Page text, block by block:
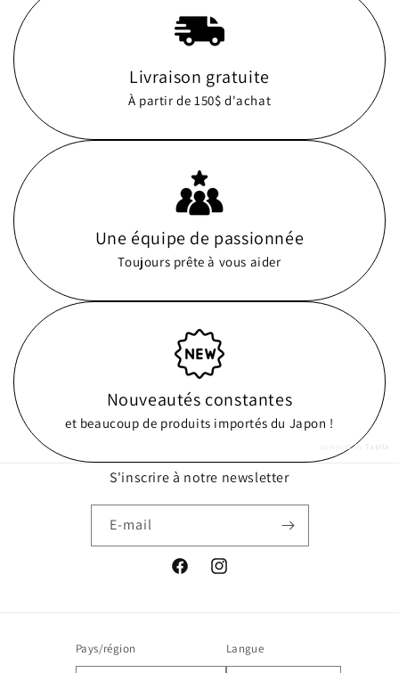
Livraison gratuite
À partir de 150$ d'achat
Une équipe de passionnée
Toujours prête à vous aider
Nouveautés constantes
et beaucoup de produits importés du Japon !
powered by
S'inscrire à notre newsletter
E-mail
FacebookInstagram
Pays/région Langue